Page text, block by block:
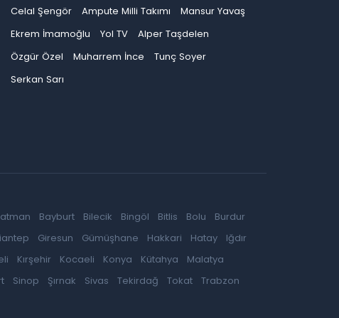
Celal Şengör
Ampute Milli Takımı
Mansur Yavaş
Ekrem İmamoğlu
Yol TV
Alper Taşdelen
Özgür Özel
Muharrem İnce
Tunç Soyer
Serkan Sarı
Bayburt Bilecik Bingöl Bitlis Bolu
Burdur
Giresun Gümüşhane Hakkari Hatay
Iğdır
Kırşehir Kocaeli Konya Kütahya
Malatya
Sinop Şırnak Sivas Tekirdağ Tokat
Trabzon